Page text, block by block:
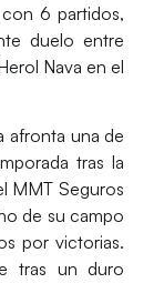
6 partidos,
duelo entre
Nava en el
afronta una de
tras la
MMT Seguros
de su campo
por victorias.
tras un duro